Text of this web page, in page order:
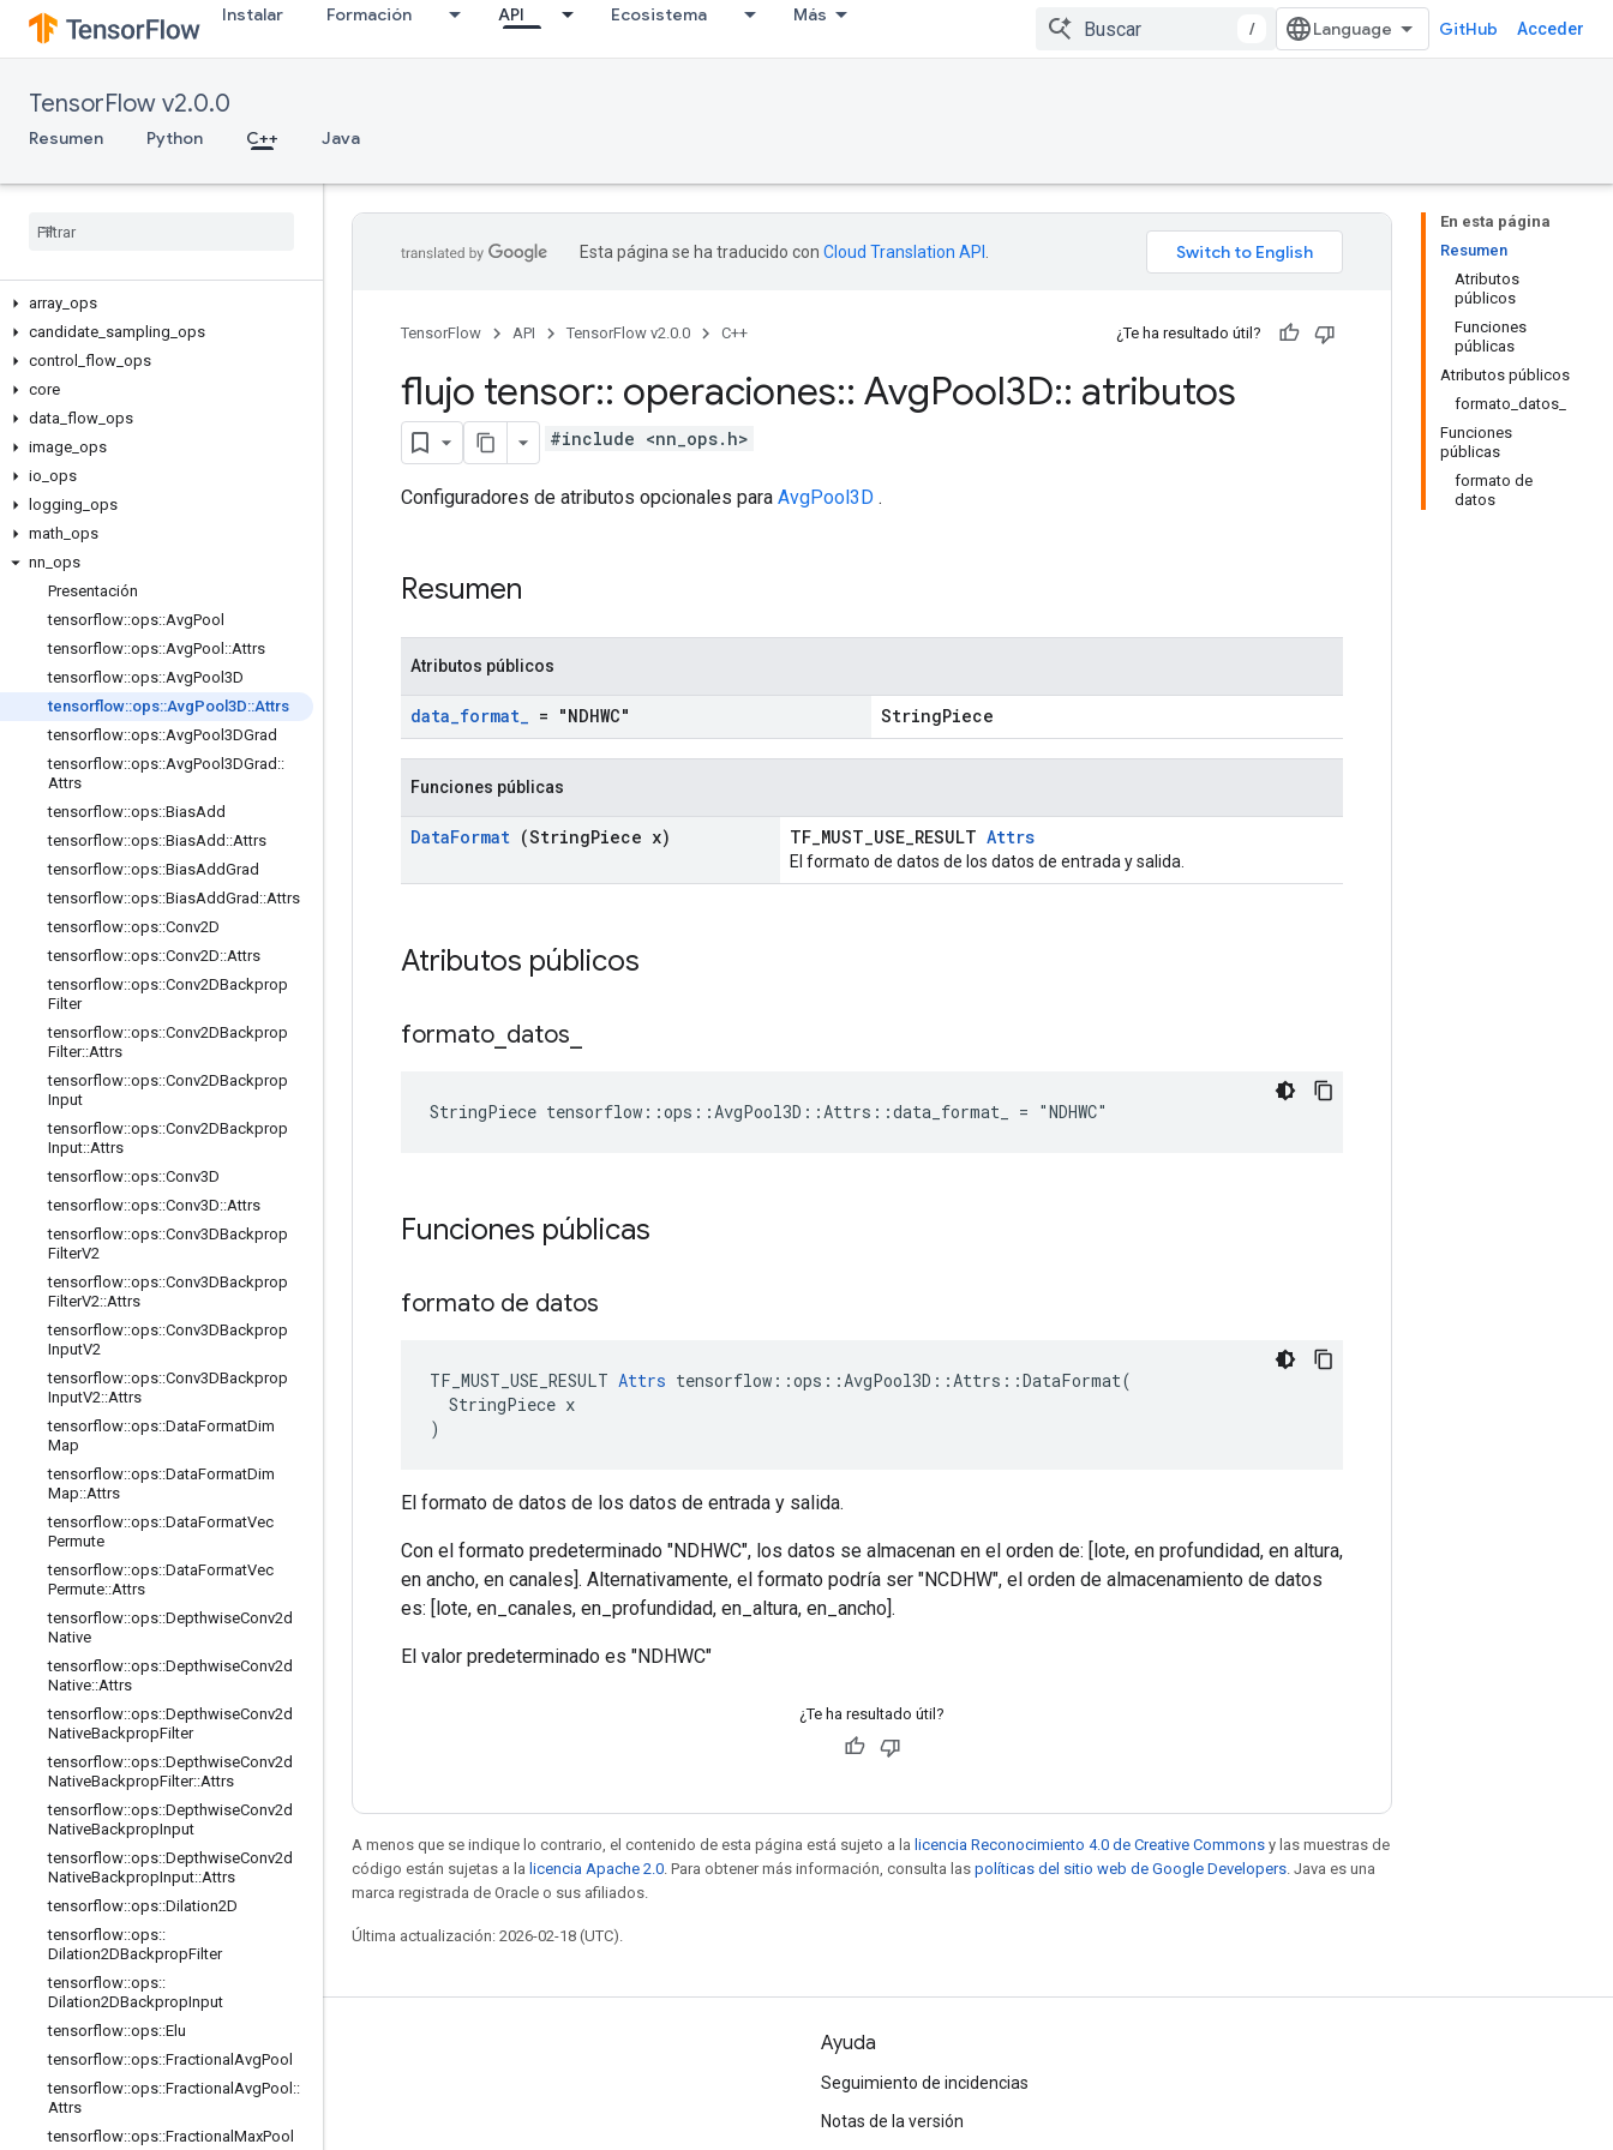
Instalar Formación API Ecosistema Más
/ GitHub Acceder
TensorFlow v2.0.0
Resumen Python C++ Java
array ops
candidate sampling ops
control
flow ops
core
data flow ops
image ops
io ops
logging ops
math ops
nn ops
Presentación
tensorflow::ops::AvgPool
tensorflow::ops::AvgPool ::Attrs
tensorflow::ops::AvgPool3D
tensorflow::ops::AvgPool3D::Attrs
tensorflow::ops::AvgPool3DGrad
tensorflow::ops::AvgPool3DGrad ::
Attrs
tensorflow::ops::BiasAdd
tensorflow::ops::BiasAdd ::Attrs
tensorflow::ops::BiasAddGrad
tensorflow::ops::BiasAddGrad ::Attrs
tensorflow::ops::Conv2D
tensorflow::ops::Conv2D::Attrs
tensorflow::ops::Conv2DBackprop
Filter
tensorflow::ops::Conv2DBackprop
Filter::Attrs
tensorflow::ops::Conv2DBackprop
Input
tensorflow::ops::Conv2DBackprop
Input::Attrs
tensorflow::ops::Conv3D
tensorflow::ops::Conv3D::Attrs
tensorflow::ops::Conv3DBackprop
FilterV2
tensorflow::ops::Conv3DBackprop
FilterV2::Attrs
tensorflow::ops::Conv3DBackprop
InputV2
tensorflow::ops::Conv3DBackprop
InputV2::Attrs
tensorflow::ops::DataFormatDim
Map
tensorflow::ops::DataFormatDim
Map::Attrs
tensorflow::ops::DataFormatVec
Permute
tensorflow::ops::DataFormatVec
Permute::Attrs
tensorflow::ops::DepthwiseConv2d
Native
tensorflow::ops::DepthwiseConv2d
Native::Attrs
tensorflow::ops::DepthwiseConv2d
NativeBackpropFilter
tensorflow::ops::DepthwiseConv2d
NativeBackpropFilter::Attrs
tensorflow::ops::DepthwiseConv2d
NativeBackpropInput
tensorflow::ops::DepthwiseConv2d
NativeBackpropInput::Attrs
tensorflow::ops::Dilation2D
tensorflow::ops::
Dilation2DBackpropFilter
tensorflow::ops::
Dilation2DBackpropInput
tensorflow::ops::Elu
tensorflow::ops::Fractional AvgPool
tensorflow::ops::Fractional AvgPool ::
Attrs
tensorflow::ops::Fractional MaxPool
En esta página
Resumen
Atributos
públicos
Funciones
públicas
Atributos públicos
formato_datos_
Funciones
públicas
formato de
datos
Esta página se ha traducido con Cloud Translation API
TensorFlow API TensorFlow v2.0.0 C++ ¿Te ha resultado útil?
flujo tensor:: operaciones:: AvgPool3D:: atributos
#include <nn_ops.h>
Configuradores de atributos opcionales para AvgPool3D .
Resumen
Atributos públicos
data_format_ = "NDHWC" StringPiece
Funciones públicas
DataFormat (StringPiece x) TF_MUST_USE_RESULT Attrs
El formato de datos de los datos de entrada y salida.
Atributos públicos
formato datos
StringPiece tensorflow::ops::AvgPool3D::Attrs::data_format_ = "NDHWC"
Funciones públicas
formato de datos
TF_MUST_USE_RESULT Attrs tensorflow::ops::AvgPool3D::Attrs::DataFormat(
  StringPiece x
)
El formato de datos de los datos de entrada y salida.
Con el formato predeterminado "NDHWC", los datos se almacenan en el orden de: [lote, en profundidad, en altura,
en ancho, en canales]. Alternativamente, el formato podría ser "NCDHW", el orden de almacenamiento de datos
es: [lote, en_canales, en_profundidad, en_altura, en_ancho].
El valor predeterminado es "NDHWC"
¿Te ha resultado útil?
A menos que se indique lo contrario, el contenido de esta página está sujeto a la licencia Reconocimiento 4.0 de Creative Commons y las muestras de
código están sujetas a la licencia Apache 2.0 . Para obtener más información, consulta las políticas del sitio web de Google Developers . Java es una
marca registrada de Oracle o sus afiliados.
Última actualización: 2026-02-18 (UTC).
Seguir conectado
Blog
Ayuda
Seguimiento de incidencias
Notas de la versión